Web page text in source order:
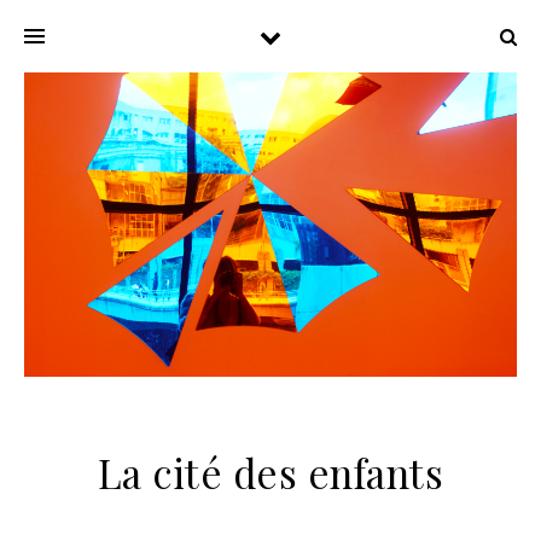
La cité des enfants